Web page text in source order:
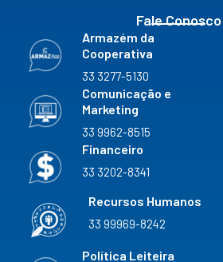
Fale Conosco
Armazém da
Cooperativa
33 3277-5130
Comunicação e
Marketing
33 9962-8515
Financeiro
33 3202-8341
Recursos Humanos
33 99969-8242
Política Leiteira